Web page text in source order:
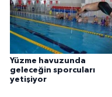
Yüzme havuzunda
geleceğin sporcuları
yetişiyor